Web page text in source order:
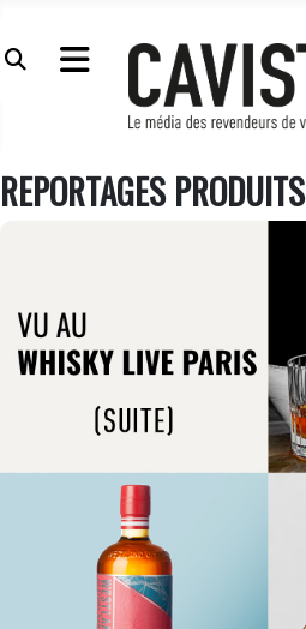
REPORTAGES PRODUITS